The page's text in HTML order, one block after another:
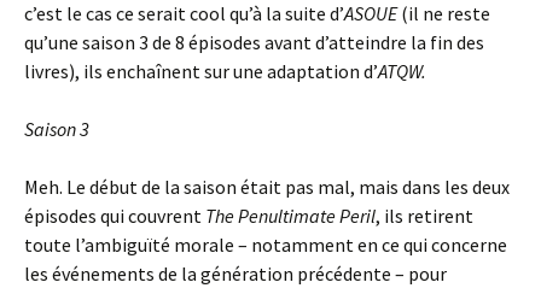
c’est le cas ce serait cool qu’à la suite d’ASOUE(il ne reste
qu’une saison 3 de 8 épisodes avant d’atteindre la fin des
livres), ils enchaînent sur une adaptation d’ATQW.
Saison 3
Meh. Le début de la saison était pas mal, mais dans les deux
épisodes qui couvrent The Penultimate Peril, ils retirent
toute l’ambiguïté morale – notamment en ce qui concerne
les événements de la génération précédente – pour